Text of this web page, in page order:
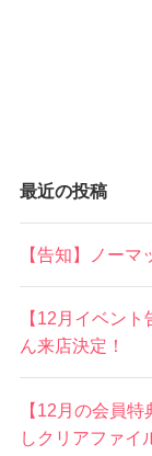
最近の投稿
【告知】ノー
【12月イベン
ん来店決定！
【12月の会員
しクリアファイ